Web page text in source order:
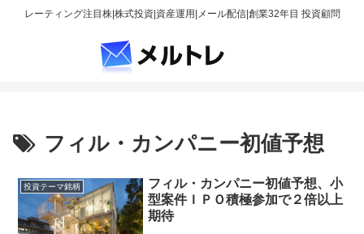
レーティング注目株|株式投資|資産運用|メール配信|創業32年目 投資顧問
フィル・カンパニー初値予想
投資テーマ銘柄
フィル・カンパニー初値予想、小
型案件ＩＰＯ積極参加で２倍以上
期待